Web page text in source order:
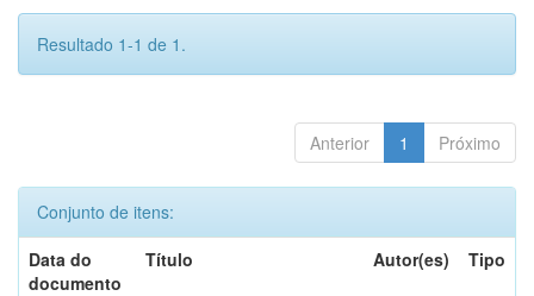
Resultado 1-1 de 1.
Anterior 1 Próximo
Conjunto de itens:
Data do
documento
Título Autor(es) Tipo